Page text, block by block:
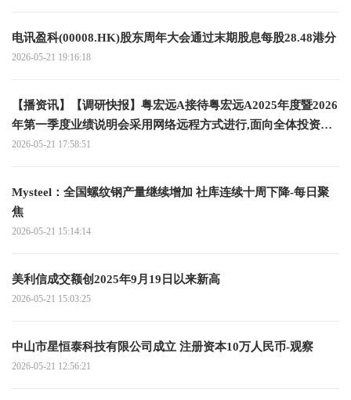
电讯盈科(00008.HK)股东周年大会通过末期股息每股28.48港分
2026-05-21 19:16:18
【播资讯】【调研快报】粤宏远A接待粤宏远A2025年度暨2026
年第一季度业绩说明会采用网络远程方式进行,面向全体投资者
调研
2026-05-21 17:58:51
Mysteel：全国螺纹钢产量继续增加 社库连续十周下降-每日聚
焦
2026-05-21 15:14:14
美利信成交额创2025年9月19日以来新高
2026-05-21 15:03:25
中山市星恒泰科技有限公司成立 注册资本10万人民币-观察
2026-05-21 12:56:21